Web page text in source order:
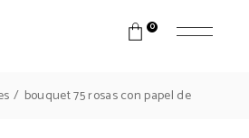
0
bouquet 75 rosas con papel de